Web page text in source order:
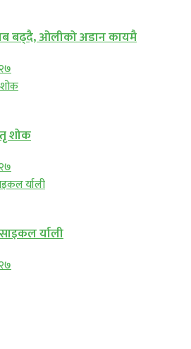
बढ्दै, ओलीको अडान कायमै
शोक
र्याली